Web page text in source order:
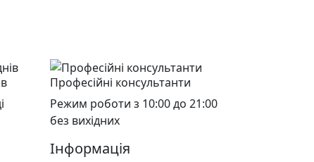
Професійні консультанти
Режим роботи з 10:00 до 21:00
без вихідних
Інформація